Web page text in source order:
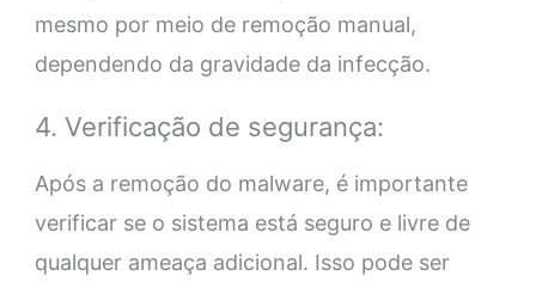
mesmo por meio de remoção manual,
dependendo da gravidade da infecção.
4. Verificação de segurança:
Após a remoção do malware, é importante
verificar se o sistema está seguro e livre de
qualquer ameaça adicional. Isso pode ser